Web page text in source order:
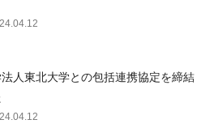
法人東北大学との包括連携協定を締結